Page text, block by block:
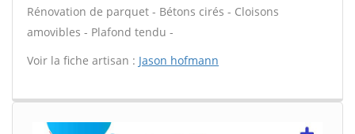
Rénovation de parquet - Bétons cirés - Cloisons
amovibles - Plafond tendu -
Voir la fiche artisan : Jason hofmann